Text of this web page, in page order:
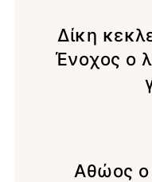
Δίκη
Ένοχος ο
Αθώος ο